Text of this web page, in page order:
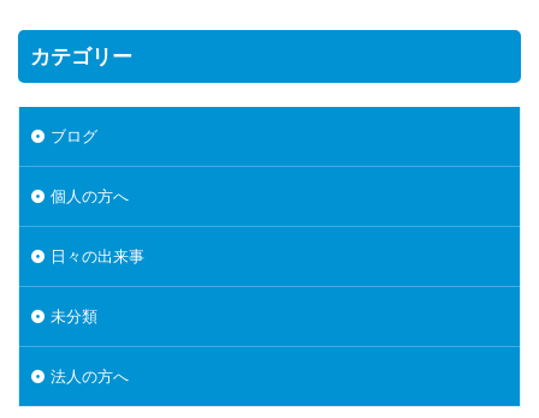
カテゴリー
ブログ
個人の方へ
日々の出来事
未分類
法人の方へ